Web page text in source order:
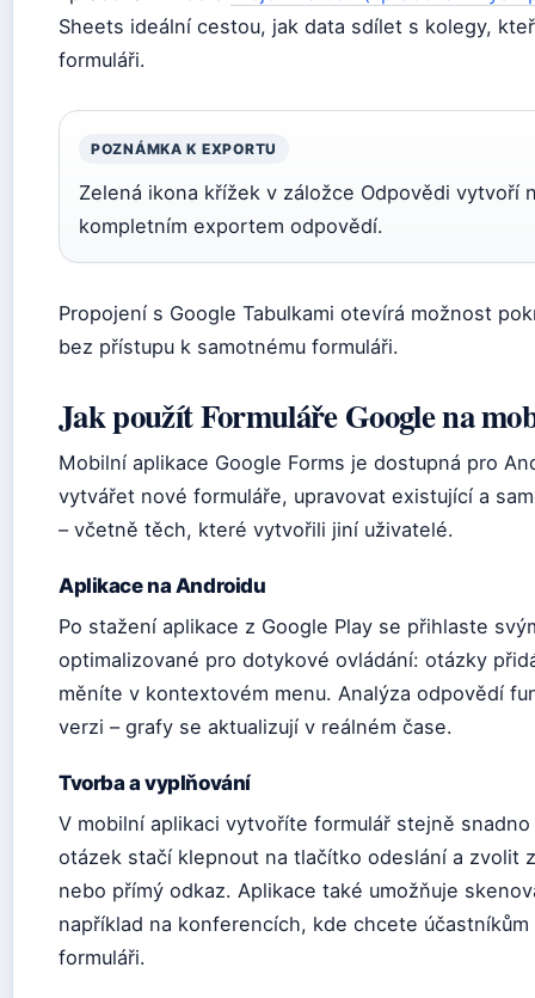
Sheets ideální cestou, jak data sdílet s kolegy,
formuláři.
POZNÁMKA K EXPORTU
Zelená ikona křížek v záložce Odpovědi vytvoří
kompletním exportem odpovědí.
Propojení s Google Tabulkami otevírá možnost
bez přístupu k samotnému formuláři.
Jak použít Formuláře Google na
Mobilní aplikace Google Forms je dostupná pro
vytvářet nové formuláře, upravovat existující a
– včetně těch, které vytvořili jiní uživatelé.
Aplikace na Androidu
Po stažení aplikace z Google Play se přihlaste
optimalizované pro dotykové ovládání: otázky
měníte v kontextovém menu. Analýza odpovědí
verzi – grafy se aktualizují v reálném čase.
Tvorba a vyplňování
V mobilní aplikaci vytvoříte formulář stejně
otázek stačí klepnout na tlačítko odeslání a zvolit
nebo přímý odkaz. Aplikace také umožňuje
například na konferencích, kde chcete
formuláři.